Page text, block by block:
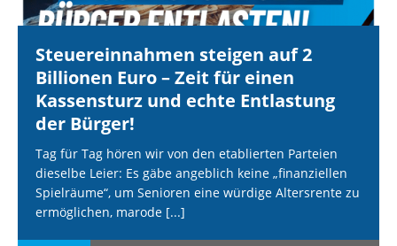
Steuereinnahmen steigen auf 2
Billionen Euro – Zeit für einen
Kassensturz und echte Entlastung
der Bürger!
Tag für Tag hören wir von den etablierten Parteien
dieselbe Leier: Es gäbe angeblich keine „finanziellen
Spielräume“, um Senioren eine würdige Altersrente zu
ermöglichen, marode [...]